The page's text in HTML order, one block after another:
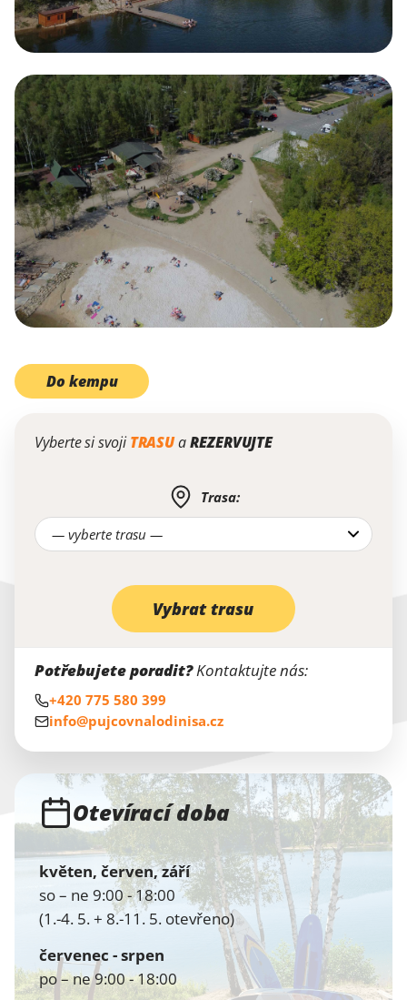
Do kempu
Vyberte si svoji TRASUaREZERVUJTE
Vybrat trasu
Potřebujete poradit?Kontaktujte nás:
+420 775 580 399
info@pujcovnalodinisa.cz
Otevírací doba
květen, červen, září
so – ne 9:00 - 18:00
(1.-4. 5. + 8.-11. 5. otevřeno)
červenec - srpen
po – ne 9:00 - 18:00